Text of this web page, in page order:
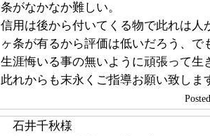
条がなかなか難しい。
信用は後から付いてくる物で此れは人
ヶ条が有るから評価は低いだろう、
生涯悔いる事の無いように頑張って生
此れからも末永くご指導お願い致しま
石井千秋様